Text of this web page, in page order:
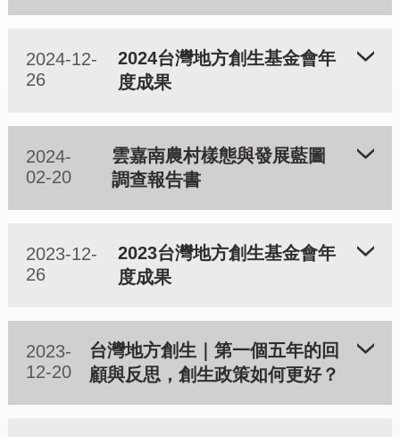
2024-12-
26
2024台灣地方創生基金會年
度成果
2024-
02-20
雲嘉南農村樣態與發展藍圖
調查報告書
2023-12-
26
2023台灣地方創生基金會年
度成果
2023-
12-20
台灣地方創生｜第一個五年的回
顧與反思，創生政策如何更好？